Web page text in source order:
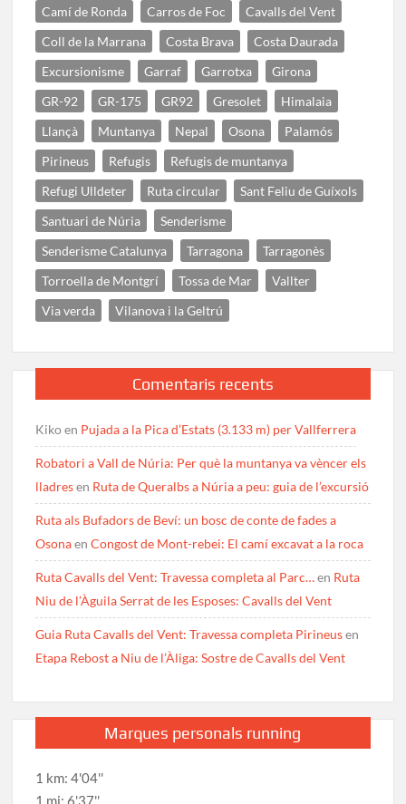
Camí de Ronda
Carros de Foc
Cavalls del Vent
Coll de la Marrana
Costa Brava
Costa Daurada
Excursionisme
Garraf Garrotxa
Girona
GR-92
GR-175 GR92 Gresolet
Himalaia
Llançà
Muntanya Nepal Osona
Palamós
Pirineus
Refugis
Refugis de muntanya
Refugi Ulldeter
Ruta circular
Sant Feliu de Guíxols
Santuari de Núria
Senderisme
Senderisme Catalunya
Tarragona
Tarragonès
Torroella de Montgrí
Tossa de Mar
Vallter
Via verda
Vilanova i la Geltrú
Comentaris recents
Kikoen Pujada a la Pica d’Estats (3.133 m) per Vallferrera
Robatori a Vall de Núria: Per què la muntanya va vèncer els
lladresen Ruta de Queralbs a Núria a peu: guia de l’excursió
Ruta als Bufadors de Beví: un bosc de conte de fades a
OsonaenCongost de Mont-rebei: El camí excavat a la roca
Ruta Cavalls del Vent: Travessa completa al Parc…en Ruta
Niu de l’Àguila Serrat de les Esposes: Cavalls del Vent
Guia Ruta Cavalls del Vent: Travessa completa Pirineusen
Etapa Rebost a Niu de l’Àliga: Sostre de Cavalls del Vent
Marques personals running
1 km: 4'04''
1 mi: 6'37''